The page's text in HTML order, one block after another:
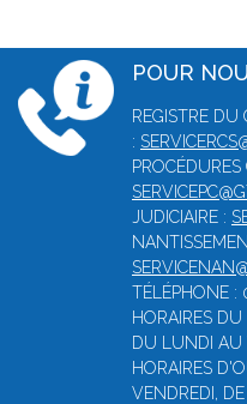
POUR
REGISTRE DU
:
JUDICIAIRE :
TÉLÉPHONE :
HORAIRES
DU LUNDI AU
HORAIRES
VENDREDI,